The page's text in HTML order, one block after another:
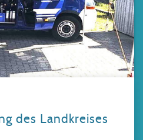
des Landkreises